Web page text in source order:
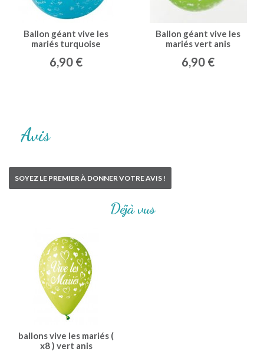
Ballon géant vive les
mariés turquoise
6,90 €
Ballon géant vive les
mariés vert anis
6,90 €
Avis
SOYEZ LE PREMIER À DONNER VOTRE AVIS !
Déjà vus
ballons vive les mariés (
x8 ) vert anis